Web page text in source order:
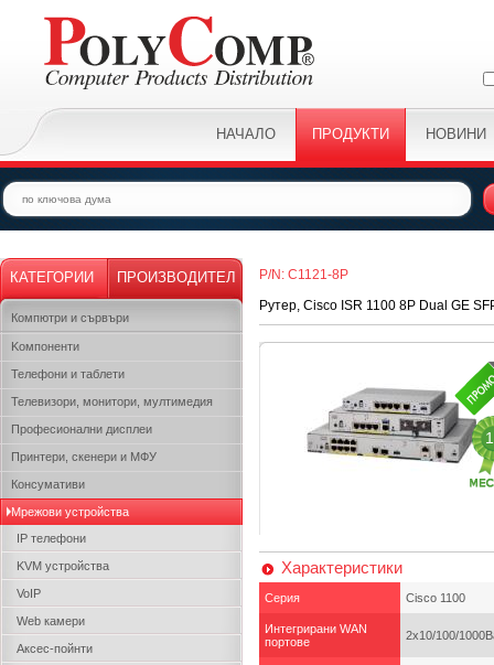
НАЧАЛО ПРОДУКТИ НОВИНИ
КАТЕГОРИИ ПРОИЗВОДИТЕЛ
Компютри и сървъри
Kомпоненти
Телефони и таблети
Телевизори, монитори, мултимедия
Професионални дисплеи
Принтери, скенери и МФУ
Консумативи
Мрежови устройства
IP телефони
KVM устройства
VoIP
Web камери
Аксес-пойнти
P/N: C1121-8P
Рутер, Cisco ISR 1100 8P Dual GE
Характеристики
Серия Cisco 1100
Интегрирани WAN
портове
2х10/100/